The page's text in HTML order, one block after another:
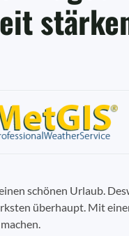
schönen Urlaub.
überhaupt. Mit